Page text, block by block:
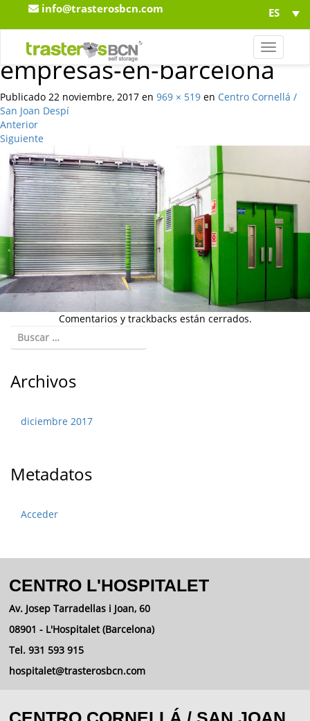
info@trasterosbcn.com ES
T
o
g
l
a
i
a
t
n
Trasteros-BCN-trastero-
empresas-en-barcelona
Publicado 22 noviembre, 2017 en 969 × 519 en Centro Cornellá /
San Joan Despí
Anterior
Siguiente
Comentarios y trackbacks están cerrados.
Archivos
diciembre 2017
Metadatos
Acceder
CENTRO L'HOSPITALET
Av. Josep Tarradellas i Joan, 60
08901 - L'Hospitalet (Barcelona)
Tel. 931 593 915
hospitalet@trasterosbcn.com